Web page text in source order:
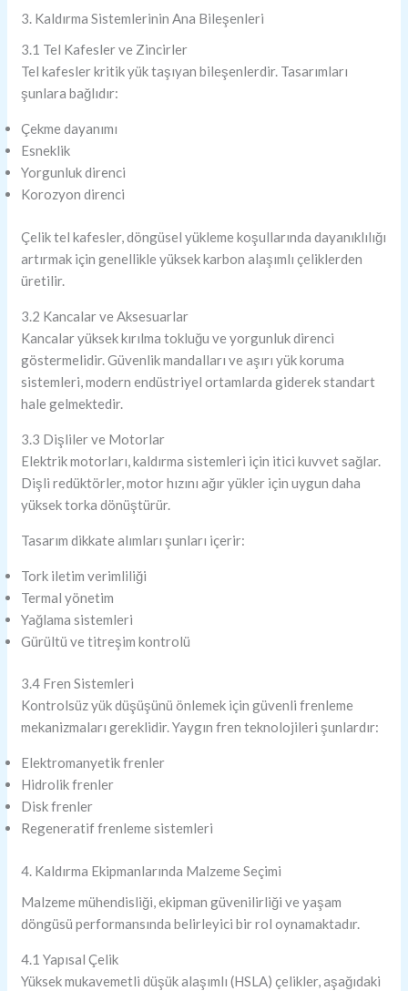
3. Kaldırma Sistemlerinin Ana Bileşenleri
3.1 Tel Kafesler ve Zincirler
Tel kafesler kritik yük taşıyan bileşenlerdir. Tasarımları
şunlara bağlıdır:
Çekme dayanımı
Esneklik
Yorgunluk direnci
Korozyon direnci
Çelik tel kafesler, döngüsel yükleme koşullarında dayanıklılığı
artırmak için genellikle yüksek karbon alaşımlı çeliklerden
üretilir.
3.2 Kancalar ve Aksesuarlar
Kancalar yüksek kırılma tokluğu ve yorgunluk direnci
göstermelidir. Güvenlik mandalları ve aşırı yük koruma
sistemleri, modern endüstriyel ortamlarda giderek standart
hale gelmektedir.
3.3 Dişliler ve Motorlar
Elektrik motorları, kaldırma sistemleri için itici kuvvet sağlar.
Dişli redüktörler, motor hızını ağır yükler için uygun daha
yüksek torka dönüştürür.
Tasarım dikkate alımları şunları içerir:
Tork iletim verimliliği
Termal yönetim
Yağlama sistemleri
Gürültü ve titreşim kontrolü
3.4 Fren Sistemleri
Kontrolsüz yük düşüşünü önlemek için güvenli frenleme
mekanizmaları gereklidir. Yaygın fren teknolojileri şunlardır:
Elektromanyetik frenler
Hidrolik frenler
Disk frenler
Regeneratif frenleme sistemleri
4. Kaldırma Ekipmanlarında Malzeme Seçimi
Malzeme mühendisliği, ekipman güvenilirliği ve yaşam
döngüsü performansında belirleyici bir rol oynamaktadır.
4.1 Yapısal Çelik
Yüksek mukavemetli düşük alaşımlı (HSLA) çelikler, aşağıdaki